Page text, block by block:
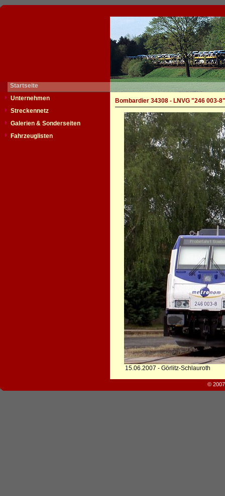
Startseite
Unternehmen
Streckennetz
Galerien & Sonderseiten
Fahrzeuglisten
Bombardier 34308 - LNVG "246 003-8"
15.06.2007 - Görlitz-Schlauroth
©